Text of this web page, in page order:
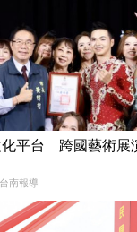
平台 跨國藝術展
南報導